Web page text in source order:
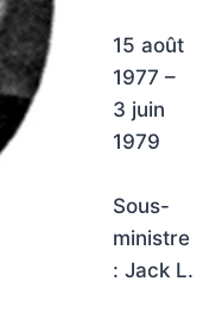
15 août
1977 –
3 juin
1979
Sous-
ministre
: Jack L.